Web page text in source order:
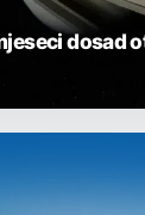
dosad